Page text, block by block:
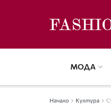
МОДА
Начало Култура